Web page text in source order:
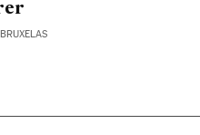
BRUXELAS